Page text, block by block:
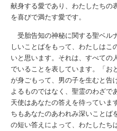
献身する愛であり、わたしたちの
を喜びで満たす愛です。
受胎告知の神秘に関する聖ベル
しいことばをもって、わたしはこ
いと思います。それは、すべての
でいることを表しています。「お
が身ごもって、男の子を生むと告
よるものではなく、聖霊のわざで
天使はあなたの答えを待ってい
ちもあなたのあわれみ深いこと
の短い答えによって、わたしたち